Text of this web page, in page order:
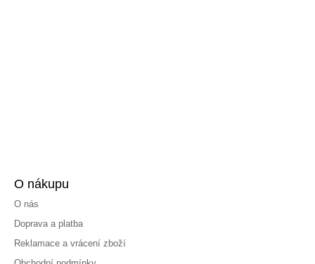
O nákupu
O nás
Doprava a platba
Reklamace a vrácení zboží